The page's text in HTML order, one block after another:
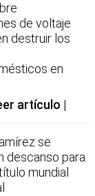
de voltaje
destruir los
en
artículo
se
descanso para
mundial